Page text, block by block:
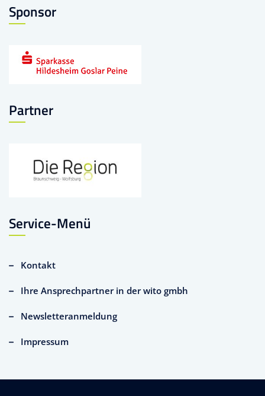
Sponsor
Partner
Service-Menü
Kontakt
Ihre Ansprechpartner in der wito gmbh
Newsletteranmeldung
Impressum